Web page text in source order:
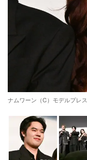
ナムワーン（C）モデルプレス